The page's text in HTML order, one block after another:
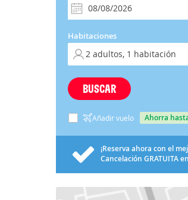
Habitaciones
BUSCAR
Añadir vuelo ahorra
¡Reserva ahora con el
Cancelación GRATUITA